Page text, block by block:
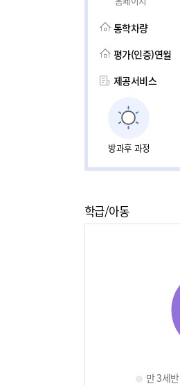
통학차량
평가(인증)연월
제공서비스
방과후 과정
학급/아동
만 3세반